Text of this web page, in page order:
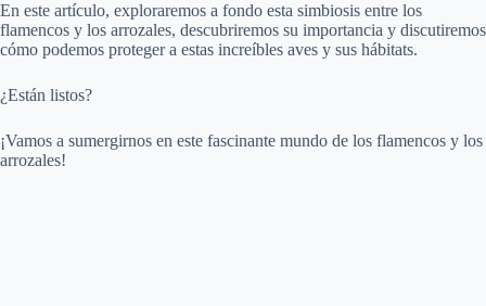
En este artículo, exploraremos a fondo esta simbiosis entre los
flamencos y los arrozales, descubriremos su importancia y discutiremos
cómo podemos proteger a estas increíbles aves y sus hábitats.
¿Están listos?
¡Vamos a sumergirnos en este fascinante mundo de los flamencos y los
arrozales!